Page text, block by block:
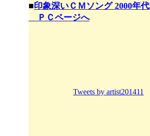
■印象深いＣＭソング 2000年代
ＰＣページへ
Tweets by artist201411